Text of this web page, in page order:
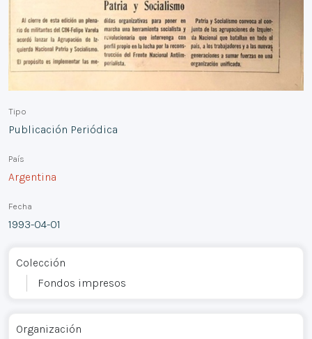
Tipo
Publicación Periódica
País
Argentina
Fecha
1993-04-01
Colección
Fondos impresos
Organización